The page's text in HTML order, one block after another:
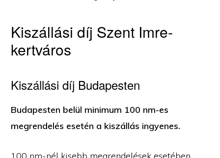
Kiszállási díj Szent Imre-
kertváros
Kiszállási díj Budapesten
Budapesten belül minimum 100 nm-es
megrendelés esetén a kiszállás ingyenes.